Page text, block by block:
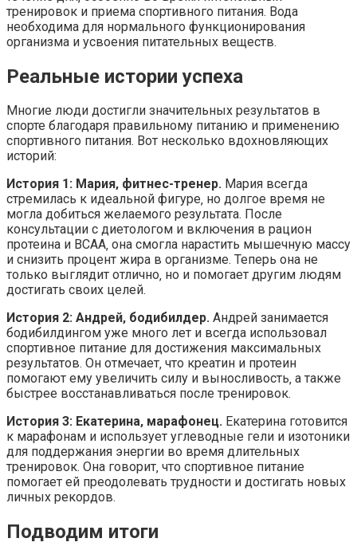
тренировок и приема спортивного питания. Вода
необходима для нормального функционирования
организма и усвоения питательных веществ.
Реальные истории успеха
Многие люди достигли значительных результатов в
спорте благодаря правильному питанию и применению
спортивного питания. Вот несколько вдохновляющих
историй:
История 1: Мария‚ фитнес-тренер. Мария всегда
стремилась к идеальной фигуре‚ но долгое время не
могла добиться желаемого результата. После
консультации с диетологом и включения в рацион
протеина и BCAA‚ она смогла нарастить мышечную массу
и снизить процент жира в организме. Теперь она не
только выглядит отлично‚ но и помогает другим людям
достигать своих целей.
История 2: Андрей‚ бодибилдер. Андрей занимается
бодибилдингом уже много лет и всегда использовал
спортивное питание для достижения максимальных
результатов. Он отмечает‚ что креатин и протеин
помогают ему увеличить силу и выносливость‚ а также
быстрее восстанавливаться после тренировок.
История 3: Екатерина‚ марафонец. Екатерина готовится
к марафонам и использует углеводные гели и изотоники
для поддержания энергии во время длительных
тренировок. Она говорит‚ что спортивное питание
помогает ей преодолевать трудности и достигать новых
личных рекордов.
Подводим итоги